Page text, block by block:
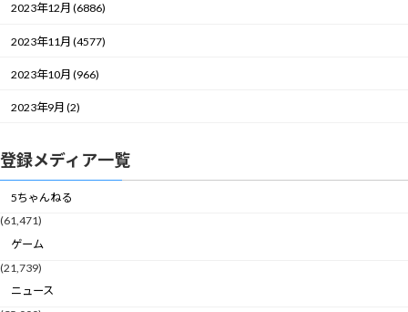
2023年12月 (6886)
2023年11月 (4577)
2023年10月 (966)
2023年9月 (2)
登録メディア一覧
5ちゃんねる
(61,471)
ゲーム
(21,739)
ニュース